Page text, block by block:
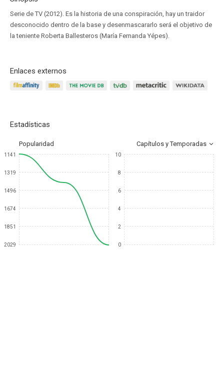
Serie de TV (2012). Es la historia de una conspiración, hay un traidor
desconocido dentro de la base y desenmascararlo será el objetivo de
la teniente Roberta Ballesteros (María Fernanda Yépes).
Enlaces externos
Estadísticas
Popularidad Capítulos y Temporadas
1141
1319
1496
1674
1851
2029
10
8
6
4
2
0